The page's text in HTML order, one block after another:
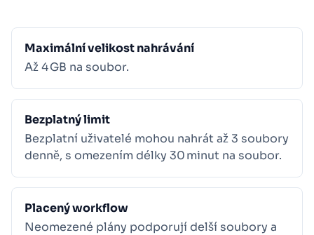
Maximální velikost nahrávání
Až 4 GB na soubor.
Bezplatný limit
Bezplatní uživatelé mohou nahrát až 3 soubory
denně, s omezením délky 30 minut na soubor.
Placený workflow
Neomezené plány podporují delší soubory a